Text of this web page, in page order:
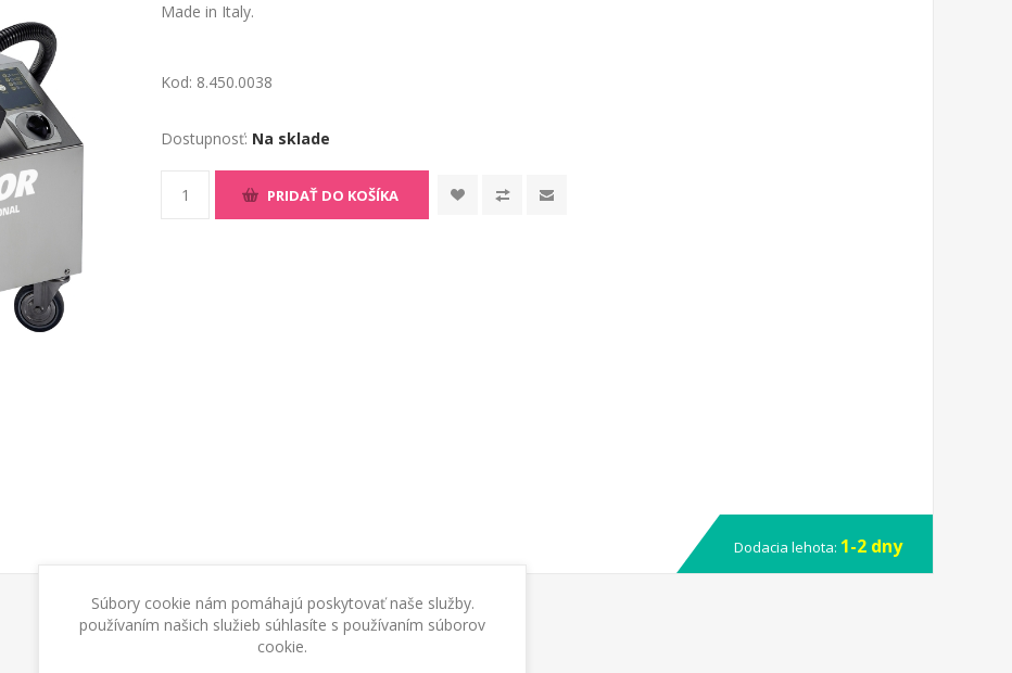
Made in Italy.
Kod: 8.450.0038
Dostupnosť: Na sklade
PRIDAŤ DO KOŠÍKA
Dodacia lehota: 1-2 dny
Súbory cookie nám pomáhajú poskytovať naše služby.
používaním našich služieb súhlasíte s používaním súborov
cookie.